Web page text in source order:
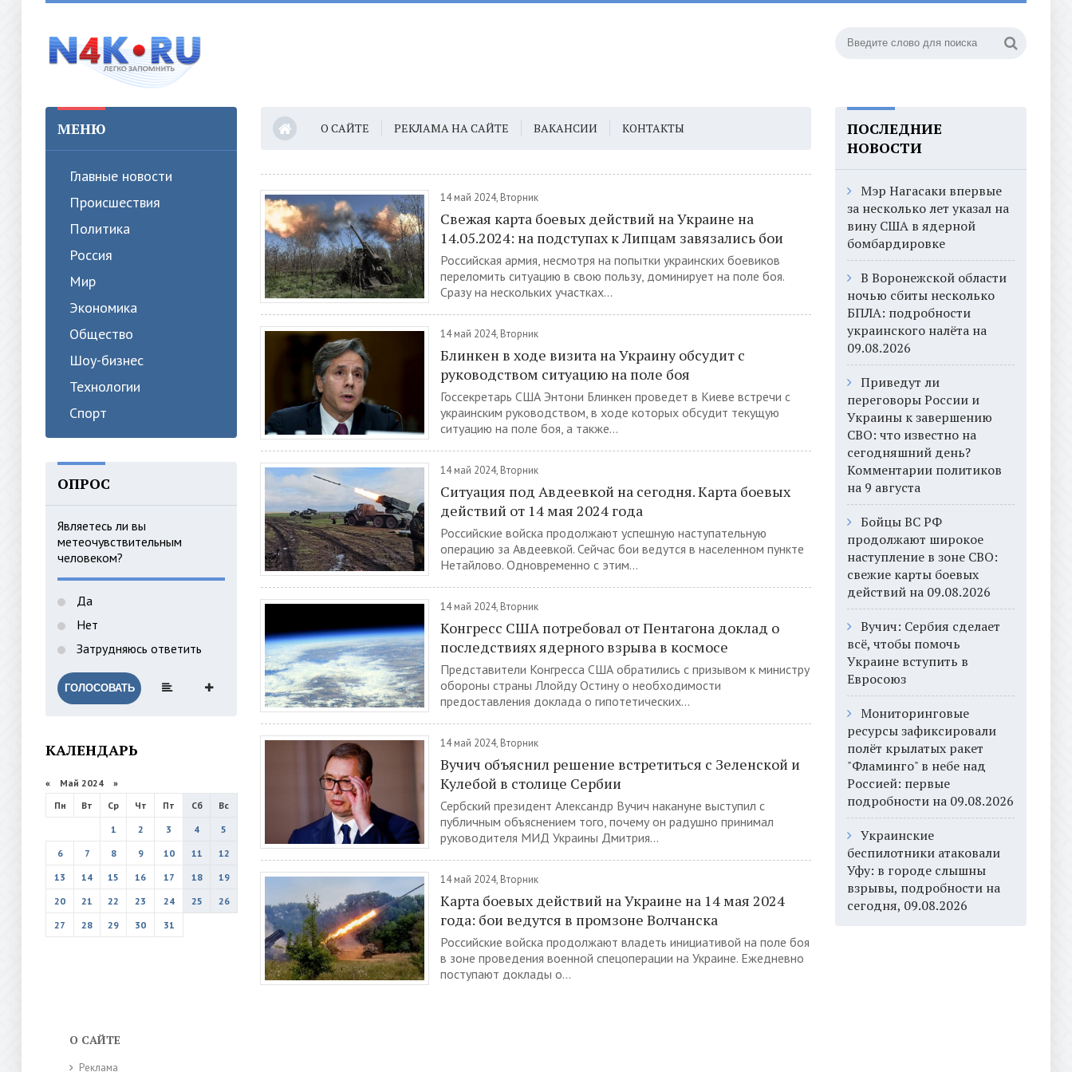
МЕНЮ
Главные новости
Происшествия
Политика
Россия
Мир
Экономика
Общество
Шоу-бизнес
Технологии
Спорт
ОПРОС
Являетесь ли вы
метеочувствительным
человеком?
Да
Нет
Затрудняюсь ответить
ГОЛОСОВАТЬ
КАЛЕНДАРЬ
« Май 2024 »
Пн
Вт Ср Чт Пт Сб
Вс
1
2 3 4
5
6
7 8 9 10 11
12
13
14 15 16 17 18
19
20
21 22 23 24 25
26
27
28 29 30 31
О САЙТЕ РЕКЛАМА НА САЙТЕ ВАКАНСИИ КОНТАКТЫ
14 май 2024, Вторник
Свежая карта боевых действий на Украине на
14.05.2024: на подступах к Липцам завязались бои
Российская армия, несмотря на попытки украинских боевиков
переломить ситуацию в свою пользу, доминирует на поле боя.
Сразу на нескольких участках...
14 май 2024, Вторник
Блинкен в ходе визита на Украину обсудит с
руководством ситуацию на поле боя
Госсекретарь США Энтони Блинкен проведет в Киеве встречи с
украинским руководством, в ходе которых обсудит текущую
ситуацию на поле боя, а также...
14 май 2024, Вторник
Ситуация под Авдеевкой на сегодня. Карта боевых
действий от 14 мая 2024 года
Российские войска продолжают успешную наступательную
операцию за Авдеевкой. Сейчас бои ведутся в населенном пункте
Нетайлово. Одновременно с этим...
14 май 2024, Вторник
Конгресс США потребовал от Пентагона доклад о
последствиях ядерного взрыва в космосе
Представители Конгресса США обратились с призывом к министру
обороны страны Ллойду Остину о необходимости
предоставления доклада о гипотетических...
14 май 2024, Вторник
Вучич объяснил решение встретиться с Зеленской и
Кулебой в столице Сербии
Сербский президент Александр Вучич накануне выступил с
публичным объяснением того, почему он радушно принимал
руководителя МИД Украины Дмитрия...
14 май 2024, Вторник
Карта боевых действий на Украине на 14 мая 2024
года: бои ведутся в промзоне Волчанска
Российские войска продолжают владеть инициативой на поле боя
в зоне проведения военной спецоперации на Украине. Ежедневно
поступают доклады о...
ПОСЛЕДНИЕ
НОВОСТИ
Мэр Нагасаки впервые
за несколько лет указал на
вину США в ядерной
бомбардировке
В Воронежской области
ночью сбиты несколько
БПЛА: подробности
украинского налёта на
09.08.2026
Приведут ли
переговоры России и
Украины к завершению
СВО: что известно на
сегодняшний день?
Комментарии политиков
на 9 августа
Бойцы ВС РФ
продолжают широкое
наступление в зоне СВО:
свежие карты боевых
действий на 09.08.2026
Вучич: Сербия сделает
всё, чтобы помочь
Украине вступить в
Евросоюз
Мониторинговые
ресурсы зафиксировали
полёт крылатых ракет
"Фламинго" в небе над
Россией: первые
подробности на 09.08.2026
Украинские
беспилотники атаковали
Уфу: в городе слышны
взрывы, подробности на
сегодня, 09.08.2026
О САЙТЕ
Реклама